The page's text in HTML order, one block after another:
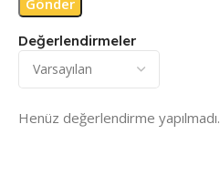
Değerlendirmeler
Henüz değerlendirme yapılmadı.